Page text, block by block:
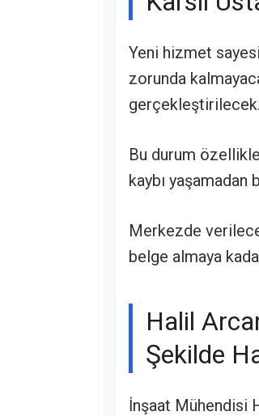
Yeni hizmet
zorunda
gerçekleştirilecek.
Bu durum
kaybı yaşamadan
Merkezde
belge almaya
Halil
Şekilde
İnşaat Mühendisi